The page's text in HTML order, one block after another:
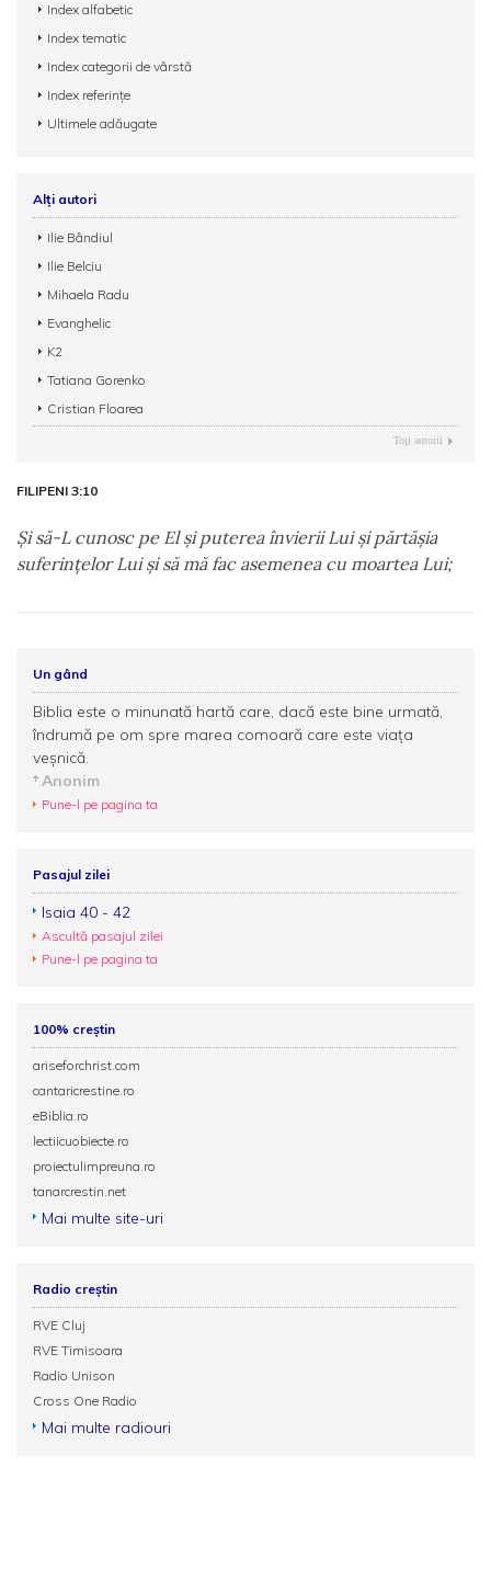
Index alfabetic
Index tematic
Index categorii de vârstă
Index referințe
Ultimele adăugate
Alți autori
Ilie Bândiul
Ilie Belciu
Mihaela Radu
Evanghelic
K2
Tatiana Gorenko
Cristian Floarea
Toţi autorii
FILIPENI 3:10
Şi să-L cunosc pe El şi puterea învierii Lui şi părtăşia
suferinţelor Lui şi să mă fac asemenea cu moartea Lui;
Un gând
Biblia este o minunată hartă care, dacă este bine urmată,
îndrumă pe om spre marea comoară care este viaţa
veşnică.
Anonim
Pune-l pe pagina ta
Pasajul zilei
Isaia 40 - 42
Ascultă pasajul zilei
Pune-l pe pagina ta
100% creștin
ariseforchrist.com
cantaricrestine.ro
eBiblia.ro
lectiicuobiecte.ro
proiectulimpreuna.ro
tanarcrestin.net
Mai multe site-uri
Radio creștin
RVE Cluj
RVE Timisoara
Radio Unison
Cross One Radio
Mai multe radiouri